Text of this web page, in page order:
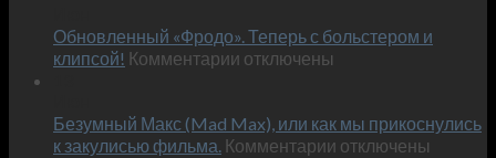
–
и
KeyOne
Обновленный «Фродо». Теперь с больстером и
клипсой! Комментарии к
«Фродо».
Теперь
отключены
Безумный Макс (Mad Max), или как мы прикоснулись
к закулисью фильма. Комментарии котключены